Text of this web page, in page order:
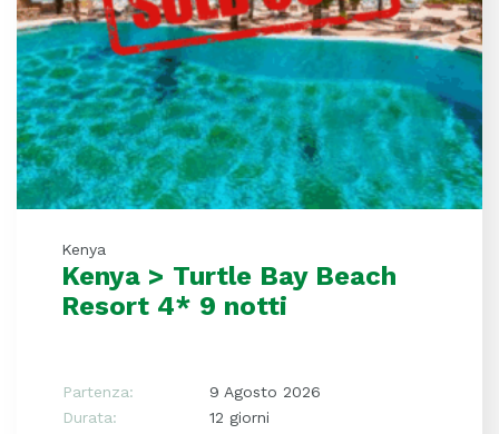
Kenya
Kenya > Turtle Bay Beach
Resort 4* 9 notti
Partenza:
9 Agosto 2026
Durata:
12 giorni